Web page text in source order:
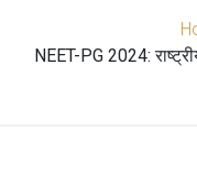
NEET-PG 2024: